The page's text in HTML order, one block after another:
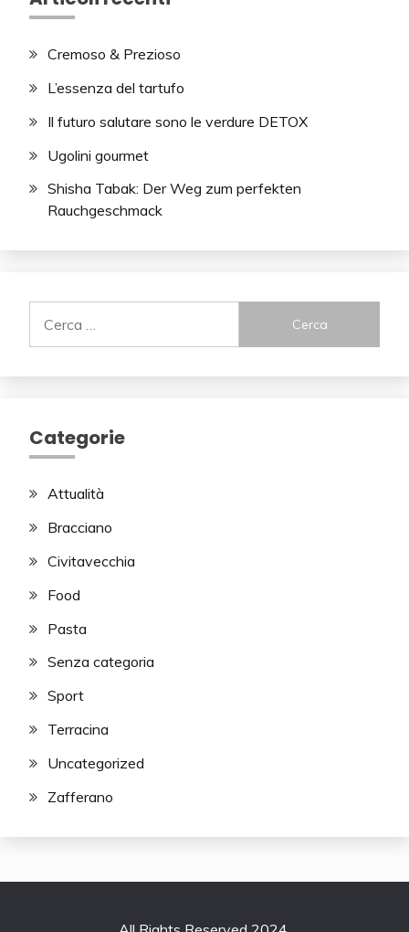
Cremoso & Prezioso
L’essenza del tartufo
Il futuro salutare sono le verdure DETOX
Ugolini gourmet
Shisha Tabak: Der Weg zum perfekten
Rauchgeschmack
per:
Categorie
Attualità
Bracciano
Civitavecchia
Food
Pasta
Senza categoria
Sport
Terracina
Uncategorized
Zafferano